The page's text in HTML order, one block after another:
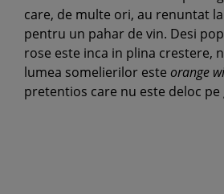
care, de multe ori, au renuntat
pentru un pahar de vin. Desi
rose este inca in plina crestere,
lumea somelierilor este orange
pretentios care nu este deloc